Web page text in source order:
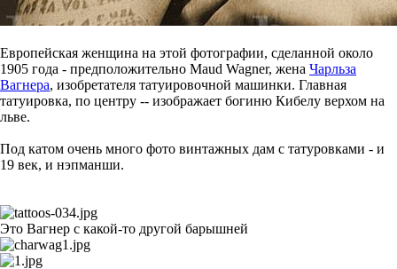
Европейская женщина на этой фотографии, сделанной около
1905 года - предположительно Maud Wagner, жена Чарльза
Вагнера, изобретателя татуировочной машинки. Главная
татуировка, по центру -- изображает богиню Кибелу верхом на
льве.
Под катом очень много фото винтажных дам с татуровками - и
19 век, и нэпманши.
Это Вагнер с какой-то другой барышней